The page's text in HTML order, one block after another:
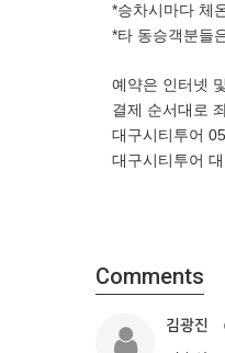
*승차시마다 체
*타 동승객분들
예약은 인터넷
결제 순서대로
대구시티투어
대구시티투어
Comments
김광진